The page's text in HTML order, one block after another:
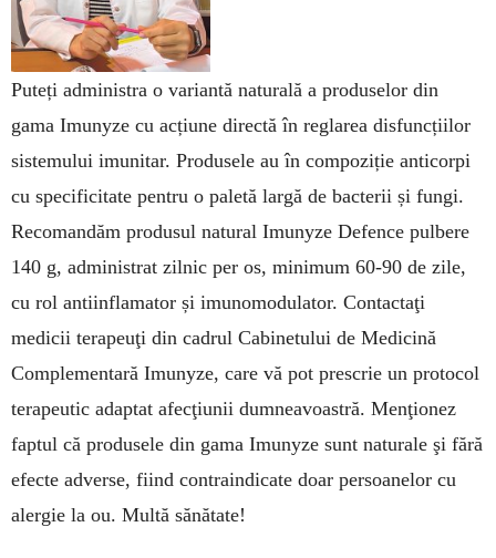
Puteți administra o variantă naturală a produselor din
gama Imunyze cu acțiune directă în reglarea disfuncțiilor
sistemului imunitar. Produsele au în compoziție anticorpi
cu specificitate pentru o paletă largă de bacterii și fungi.
Recomandăm produsul natural Imunyze Defence pulbere
140 g, administrat zilnic per os, minimum 60-90 de zile,
cu rol antiinflamator și imunomodulator. Contactaţi
medicii terapeuţi din cadrul Cabinetului de Medicină
Complementară Imu­nyze, care vă pot prescrie un protocol
terapeutic adaptat afecţiunii dumneavoastră. Menţionez
faptul că produsele din gama Imunyze sunt naturale şi fără
efecte adverse, fiind contraindicate doar persoanelor cu
alergie la ou. Multă sănătate!